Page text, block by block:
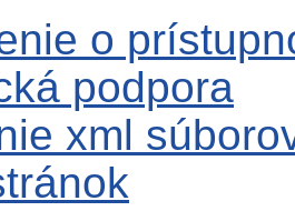
o
podpora
xml